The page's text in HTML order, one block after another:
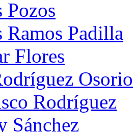
Pozos
Ramos Padilla
Flores
Osorio
Rodríguez
Sánchez